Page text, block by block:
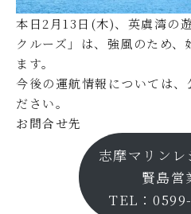
本日2月13日(木)、英虞湾の
クルーズ」は、強風のため、
ます。
今後の運航情報については、
ださい。
お問合せ先
志摩マリン
賢島営
TEL：